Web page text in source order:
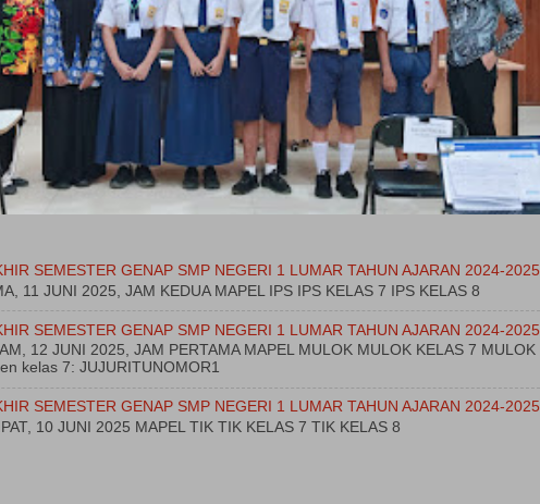
SEMESTER GENAP SMP NEGERI 1 LUMAR TAHUN AJARAN 2024-2025
11 JUNI 2025, JAM KEDUA MAPEL IPS IPS KELAS 7 IPS KELAS 8
SEMESTER GENAP SMP NEGERI 1 LUMAR TAHUN AJARAN 2024-2025
12 JUNI 2025, JAM PERTAMA MAPEL MULOK MULOK KELAS 7 MULOK
kelas 7: JUJURITUNOMOR1
SEMESTER GENAP SMP NEGERI 1 LUMAR TAHUN AJARAN 2024-2025
10 JUNI 2025 MAPEL TIK TIK KELAS 7 TIK KELAS 8